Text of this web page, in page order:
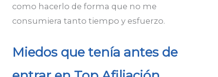
como hacerlo de forma que no me
consumiera tanto tiempo y esfuerzo.
Miedos que tenía antes de